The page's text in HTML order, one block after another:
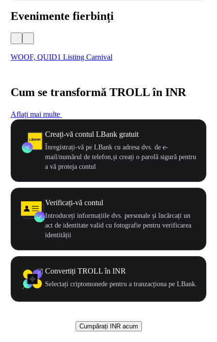
Evenimente fierbinți
WOOF, QUID1 Listing Carnival
Cum se transformă TROLL în INR
Aflați mai multe
Creați-vă contul LBank gratuit
Înregistrați-vă pe LBank cu adresa dvs. de e-
mail/numărul de telefon,și creați o parolă sigură pentru
a vă proteja contul
Verificați-vă contul
Introduceți informațiile dvs. personale și încărcați un
act de identitate valid cu fotografie pentru verificarea
identității
Convertiți TROLL în INR
Selectați criptomonede pentru a tranzacționa pe LBank.
Cumpărați INR acum